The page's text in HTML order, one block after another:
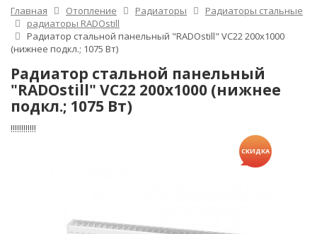
Главная Отопление Радиаторы
Радиаторы стальные
радиаторы RADOstill
Радиатор стальной панельный "RADOstill" VC22 200х1000
(нижнее подкл.; 1075 Вт)
Радиатор стальной панельный
"RADOstill" VC22 200х1000 (нижнее
подкл.; 1075 Вт)
!!!!!!!!!!!!
СКИДКА